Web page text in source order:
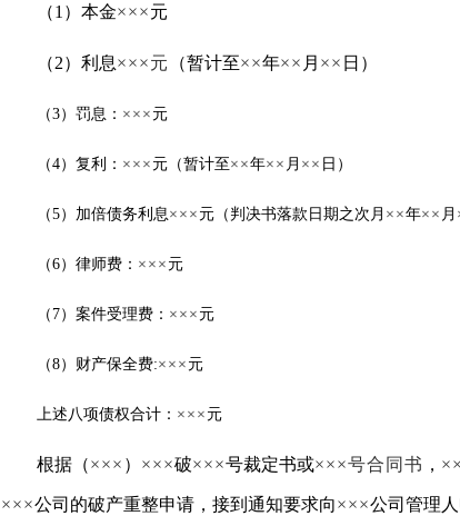
（1）本金×××元
（2）利息×××元 （暂计至××年×× 月 ×× 日）
（3）罚息： ××× 元
（4）复利： ××× 元（暂计至××年×× 月 ×× 日）
（5）加倍债务利息 ××× 元 （判决书落款日期之次月 ××年×× 月
（6）律师费： ××× 元
（7）案件受理费： ××× 元
（8）财产保全费:××× 元
上述八项债权合计： ××× 元
根据（××× ） ×××破×××号裁定书或×××号合同书 ，
×××公司的破产重整申请，接到通知要求向×××公司管理